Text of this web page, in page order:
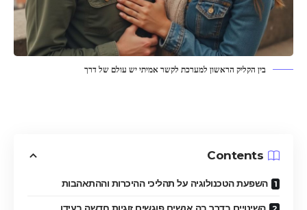
בין הקליק הראשון למערכת לקשר אמיתי יש עולם של דרך
Contents
השפעת הטכנולוגיה על תהליכי ההיכרות וההתאהבות